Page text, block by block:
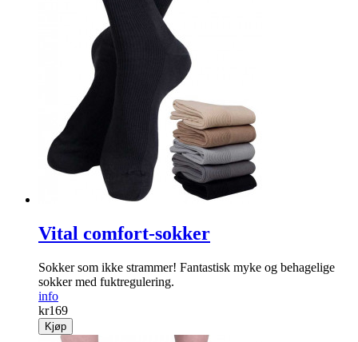
Vital comfort-sokker
Sokker som ikke strammer! Fantastisk myke og behagelige
sokker med fuktregulering.
info
kr169
Kjøp